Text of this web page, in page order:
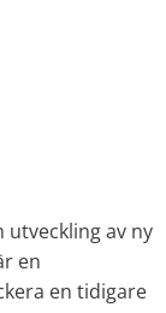
utveckling av ny
en
en tidigare